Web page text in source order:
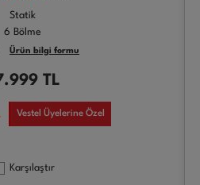
Statik
6 Bölme
Ürün bilgi formu
TL
Vestel Üyelerine Özel
Karşılaştır